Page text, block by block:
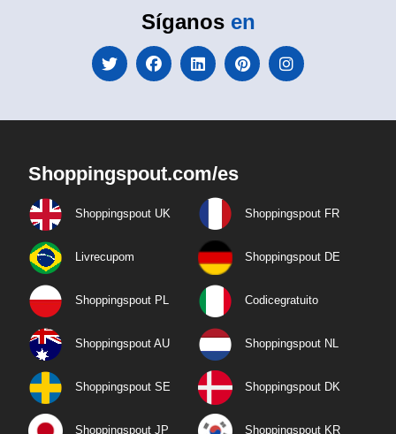
Síganos en
Shoppingspout.com/es
Shoppingspout UK Shoppingspout FR
Livrecupom Shoppingspout DE
Shoppingspout PL Codicegratuito
Shoppingspout AU Shoppingspout NL
Shoppingspout SE Shoppingspout DK
Shoppingspout JP Shoppingspout KR